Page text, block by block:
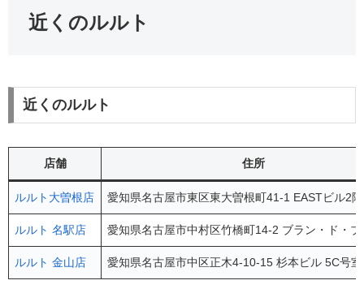
近くのルルト
近くのルルト
店舗 住所
ルルト大曽根店 愛知県名古屋市東区東大曽根町41-1 EASTビル2階
ルルト 名駅店 愛知県名古屋市中村区竹橋町14-2 ブラン・ド・
ルルト 金山店 愛知県名古屋市中区正木4-10-15 杉本ビル 5C号室